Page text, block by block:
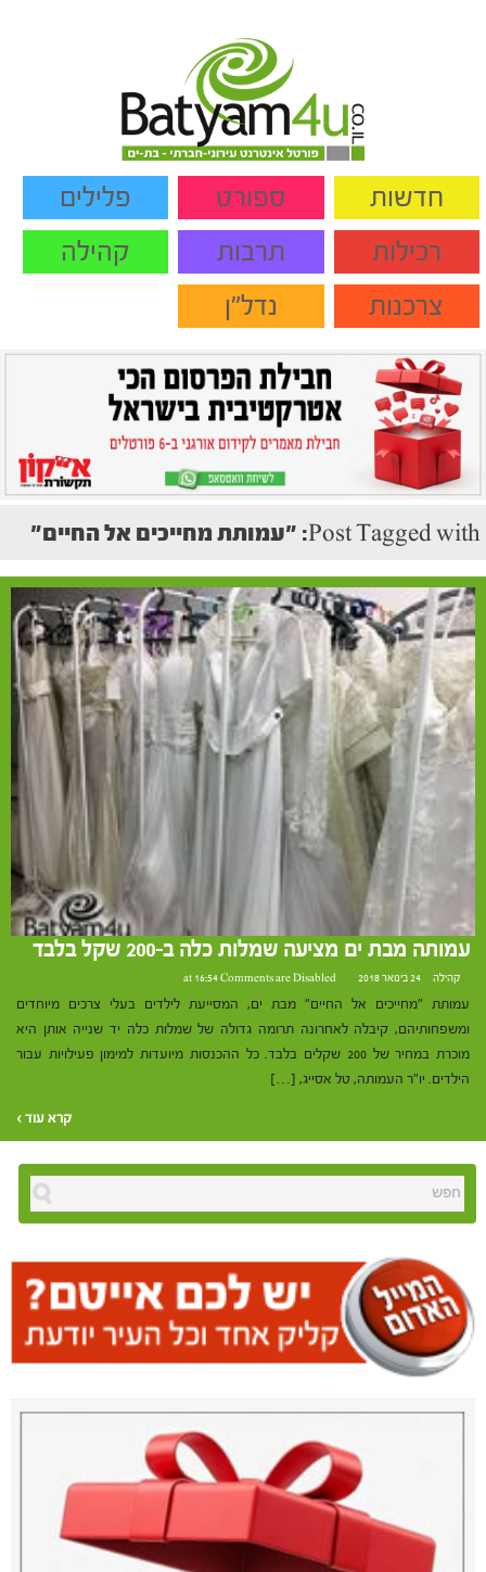
חדשות ספורט
פלילים
רכילות
תרבות
קהילה
צרכנות
נדל"ן
Post Tagged with: "עמותת מחייכים אל החיים"
עמותה מבת ים מציעה שמלות כלה ב-200 שקל בלבד
קהילה 24 בינואר 2018 at 16:54 Comments are Disabled
עמותת "מחייכים אל החיים" מבת ים, המסייעת לילדים בעלי צרכים מיוחדים
ומשפחותיהם, קיבלה לאחרונה תרומה גדולה של שמלות כלה יד שנייה אותן היא
מוכרת במחיר של 200 שקלים בלבד. כל ההכנסות מיועדות למימון פעילויות עבור
הילדים. יו"ר העמותה, טל אסייג, […]
קרא עוד ›